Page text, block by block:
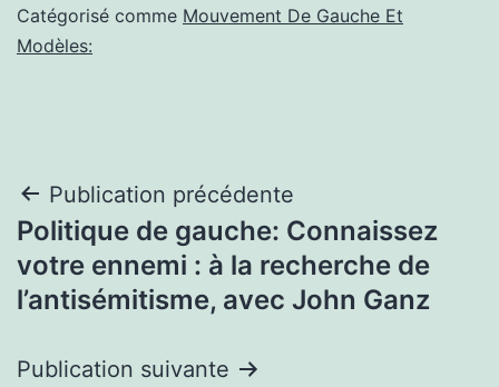
Catégorisé comme Mouvement De Gauche Et
Modèles:
Navigation
de
l’article
Publication précédente
Politique de gauche: Connaissez
votre ennemi : à la recherche de
l’antisémitisme, avec John Ganz
Publication suivante